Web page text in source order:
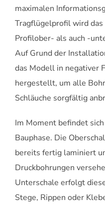
maximalen
Tragflügelprofil wird
Profilober- als auch -
Auf Grund der
das Modell in negativer
hergestellt, um alle
Schläuche sorgfältig
Im Moment befindet
Bauphase. Die
bereits fertig laminiert
Druckbohrungen
Unterschale erfolgt
Stege, Rippen oder